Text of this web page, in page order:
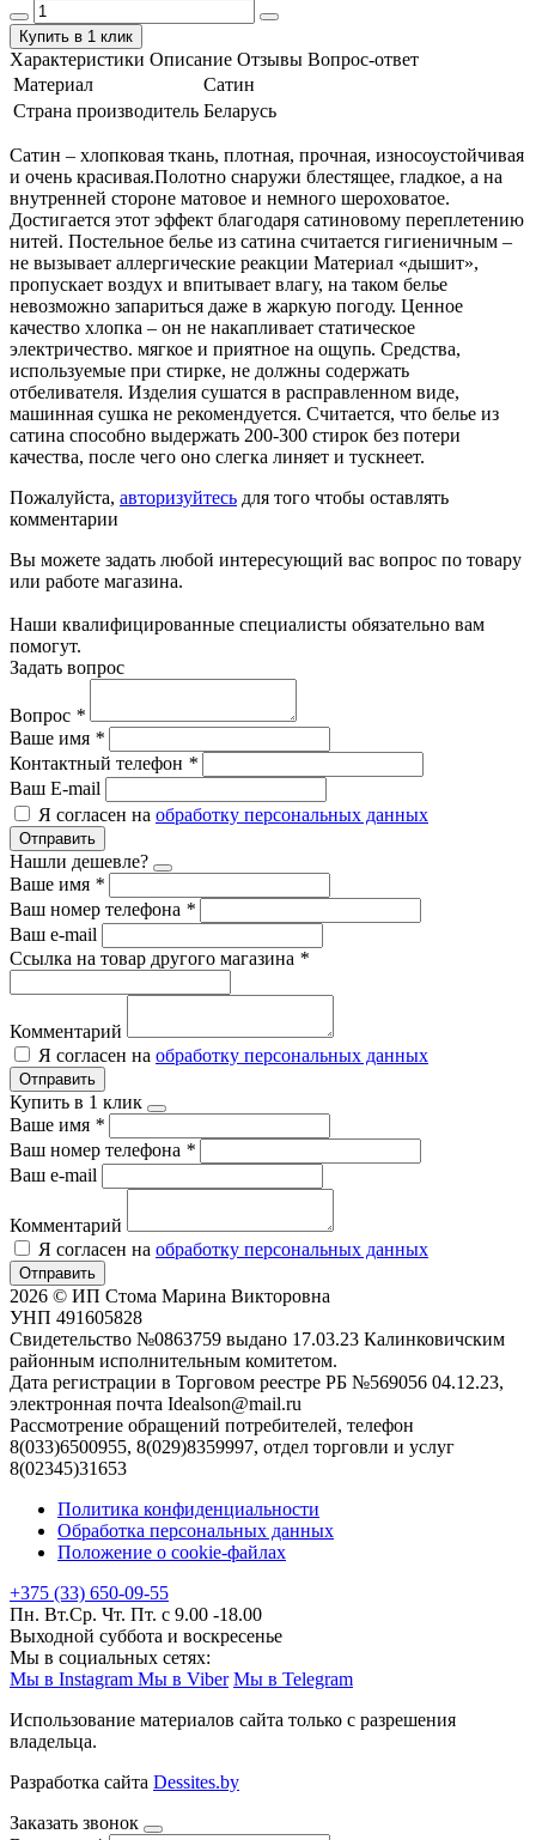
Купить в 1 клик
Характеристики Описание Отзывы Вопрос-ответ
Материал
Сатин
Страна производитель Беларусь
Сатин – хлопковая ткань, плотная, прочная, износоустойчивая
и очень красивая.Полотно снаружи блестящее, гладкое, а на
внутренней стороне матовое и немного шероховатое.
Достигается этот эффект благодаря сатиновому переплетению
нитей. Постельное белье из сатина считается гигиеничным –
не вызывает аллергические реакции Материал «дышит»,
пропускает воздух и впитывает влагу, на таком белье
невозможно запариться даже в жаркую погоду. Ценное
качество хлопка – он не накапливает статическое
электричество. мягкое и приятное на ощупь. Средства,
используемые при стирке, не должны содержать
отбеливателя. Изделия сушатся в расправленном виде,
машинная сушка не рекомендуется. Считается, что белье из
сатина способно выдержать 200-300 стирок без потери
качества, после чего оно слегка линяет и тускнеет.
Пожалуйста, авторизуйтесь для того чтобы оставлять
комментарии
Вы можете задать любой интересующий вас вопрос по товару
или работе магазина.
Наши квалифицированные специалисты обязательно вам
помогут.
Задать вопрос
Вопрос *
Ваше имя *
Контактный телефон *
Ваш E-mail
Я согласен на обработку персональных данных
Отправить
Нашли дешевле?
Ваше имя *
Ваш номер телефона *
Ваш e-mail
Ссылка на товар другого магазина *
Комментарий
Я согласен на обработку персональных данных
Отправить
Купить в 1 клик
Ваше имя *
Ваш номер телефона *
Ваш e-mail
Комментарий
Я согласен на обработку персональных данных
Отправить
2026 © ИП Стома Марина Викторовна
УНП 491605828
Свидетельство №0863759 выдано 17.03.23 Калинковичским
районным исполнительным комитетом.
Дата регистрации в Торговом реестре РБ №569056 04.12.23,
электронная почта Idealson@mail.ru
Рассмотрение обращений потребителей, телефон
8(033)6500955, 8(029)8359997, отдел торговли и услуг
8(02345)31653
Политика конфиденциальности
Обработка персональных данных
Положение о cookie-файлах
+375 (33) 650-09-55
Пн. Вт.Ср. Чт. Пт. с 9.00 -18.00
Выходной суббота и воскресенье
Мы в социальных сетях:
Мы в Instagram Мы в Viber Мы в Telegram
Использование материалов сайта только с разрешения
владельца.
Разработка сайта Dessites.by
Заказать звонок